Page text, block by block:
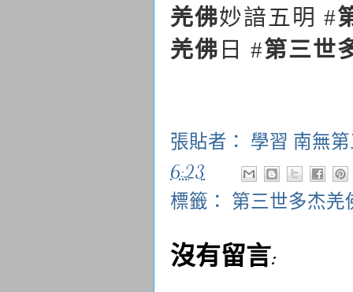
羌佛妙諳五明 #
羌佛日 #第三世
張貼者： 學習 南無
6:23
標籤： 第三世多杰羌
沒有留言: